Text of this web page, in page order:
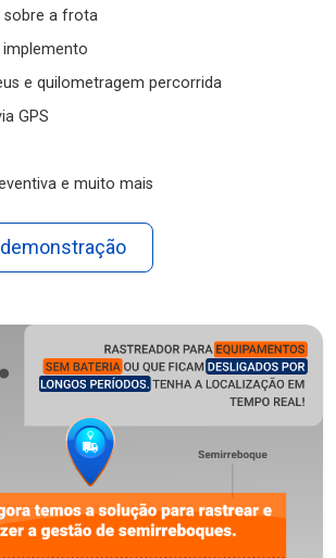
sobre a frota
e quilometragem percorrida
GPS
e muito mais